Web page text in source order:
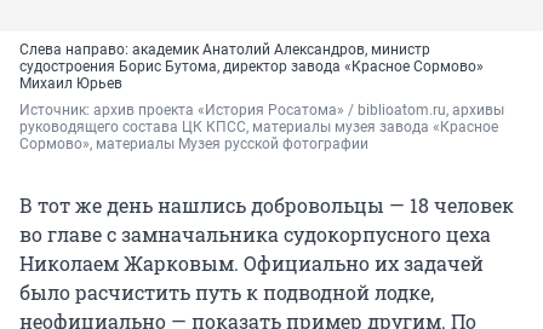
Слева направо: академик Анатолий Александров, министр
судостроения Борис Бутома, директор завода «Красное Сормово»
Михаил Юрьев
Источник: архив проекта «История Росатома» / biblioatom.ru, архивы
руководящего состава ЦК КПСС, материалы музея завода «Красное
Сормово», материалы Музея русской фотографии
В тот же день нашлись добровольцы — 18 человек
во главе с замначальника судокорпусного цеха
Николаем Жарковым. Официально их задачей
было расчистить путь к подводной лодке,
неофициально — показать пример другим. По